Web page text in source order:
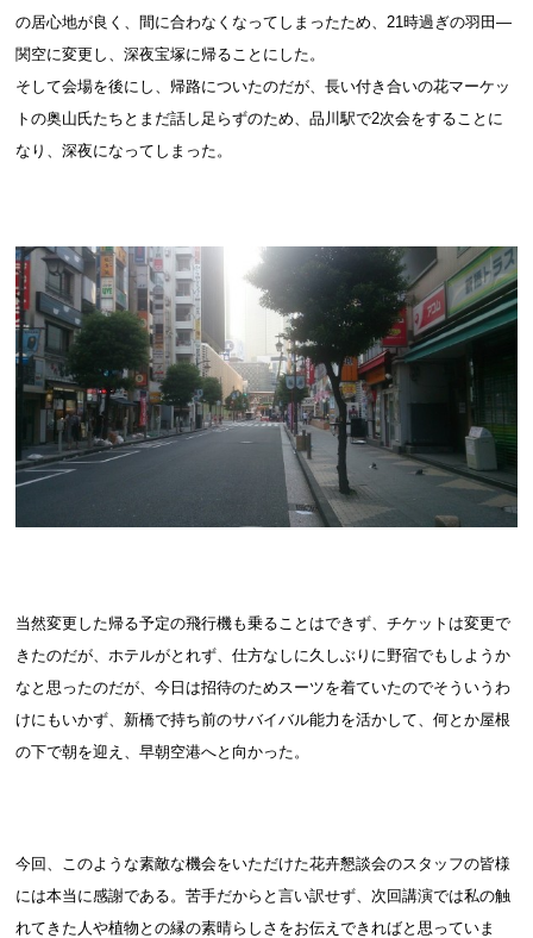
の居心地が良く 、間に合わなくなってしまったため、21時過ぎの羽田―
関空に変更し、深夜宝塚に帰ることにした。
そして会場を後にし、帰路についたのだが、長い付き合いの花マーケッ
トの奥山氏たちとまだ話し足らずのため、品川駅で2次会をすることに
なり、深夜になってしまった。
当然変更した帰る予定の飛行機も乗ることはできず、チケットは変更で
きたのだが、ホテルがとれず、仕方なしに久しぶりに野宿でもしようか
なと思ったのだが、今日は招待のためスーツを着ていたのでそういうわ
けにもいかず、新橋で持ち前のサバイバル能力を活かして、何とか屋根
の下で朝を迎え、早朝空港へと向かった。
今回、このような素敵な機会をいただけた花卉懇談会のスタッフの皆様
には本当に感謝である。苦手だからと言い訳せず、次回講演では私の触
れてきた人や植物との縁の素晴らしさをお伝えできればと思っていま